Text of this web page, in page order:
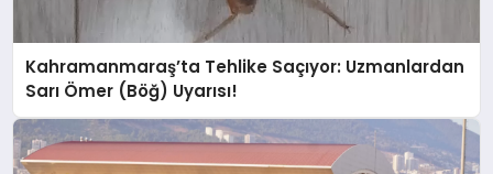
Kahramanmaraş’ta Tehlike Saçıyor: Uzmanlardan
Sarı Ömer (Böğ) Uyarısı!